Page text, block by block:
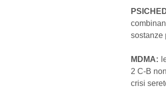
sostanze
MDMA:
2 C-B
crisi